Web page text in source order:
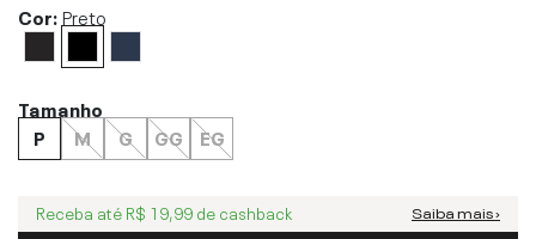
Cor:Preto
Tamanho
P
M G GG EG
Receba até R$ 19,99 de cashback Saiba mais ›